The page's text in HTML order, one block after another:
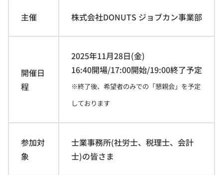
主催 株式会社DONUTS ジョブカン事業部
開催日
程
2025年11月28日(金)
16:40開場/17:00開始/19:00終了予定
※終了後、希望者のみでの「懇親会」を予定
しております
参加対
象
士業事務所(社労士、税理士、会計
士)の皆さま